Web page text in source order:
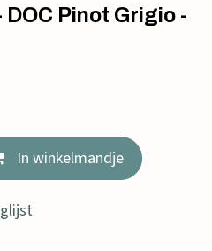
DOC Pinot Grigio -
In winkelmandje